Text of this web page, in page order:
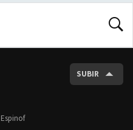
SUBIR
Espinof